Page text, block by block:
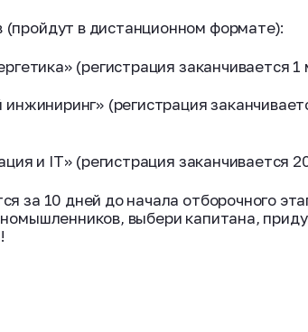
в дистанционном формате):
(регистрация заканчивается 1
(регистрация
и IT» (регистрация заканчивается
за 10 дней до начала отборочного
выбери капитана,